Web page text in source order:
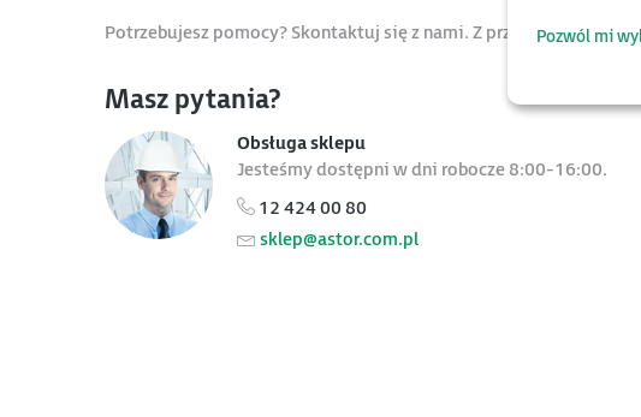
Potrzebujesz pomocy? Skontaktuj się z nami. Z przyjemnością
Masz pytania?
Obsługa sklepu
Jesteśmy dostępni w dni robocze 8:00-16:00.
12 424 00 80
sklep@astor.com.pl
Pozwól mi